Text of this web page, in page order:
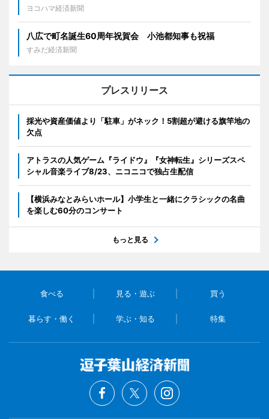
ヨコハマ経済新聞
八広で町名誕生60周年祝賀会 小池都知事も祝福
すみだ経済新聞
プレスリリース
採光や資産価値より「駐車」がネック！5割超が避ける旗竿地の
欠点
アトラスの人気ゲーム『ライドウ』『女神転生』シリーズスペ
シャル音楽ライブ8/23、ニコニコで独占生配信
【横浜みなとみらいホール】小学生と一緒にクラシックの名曲
を楽しむ60分のコンサート
もっと見る
食べる 見る・遊ぶ 買う
暮らす・働く 学ぶ・知る 特集